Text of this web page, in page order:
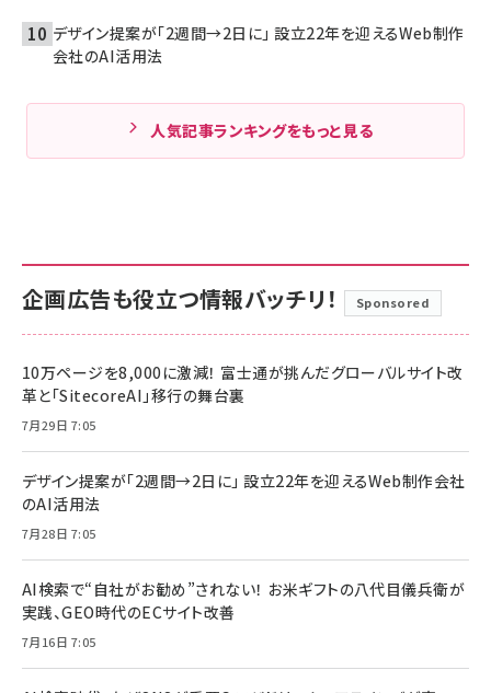
デザイン提案が「2週間→2日に」 設立22年を迎えるWeb制作
会社のAI活用法
人気記事ランキングをもっと見る
企画広告も役立つ情報バッチリ！ Sponsored
10万ページを8,000に激減！ 富士通が挑んだグローバルサイト改
革と「SitecoreAI」移行の舞台裏
7月29日 7:05
デザイン提案が「2週間→2日に」 設立22年を迎えるWeb制作会社
のAI活用法
7月28日 7:05
AI検索で“自社がお勧め”されない！ お米ギフトの八代目儀兵衛が
実践、GEO時代のECサイト改善
7月16日 7:05